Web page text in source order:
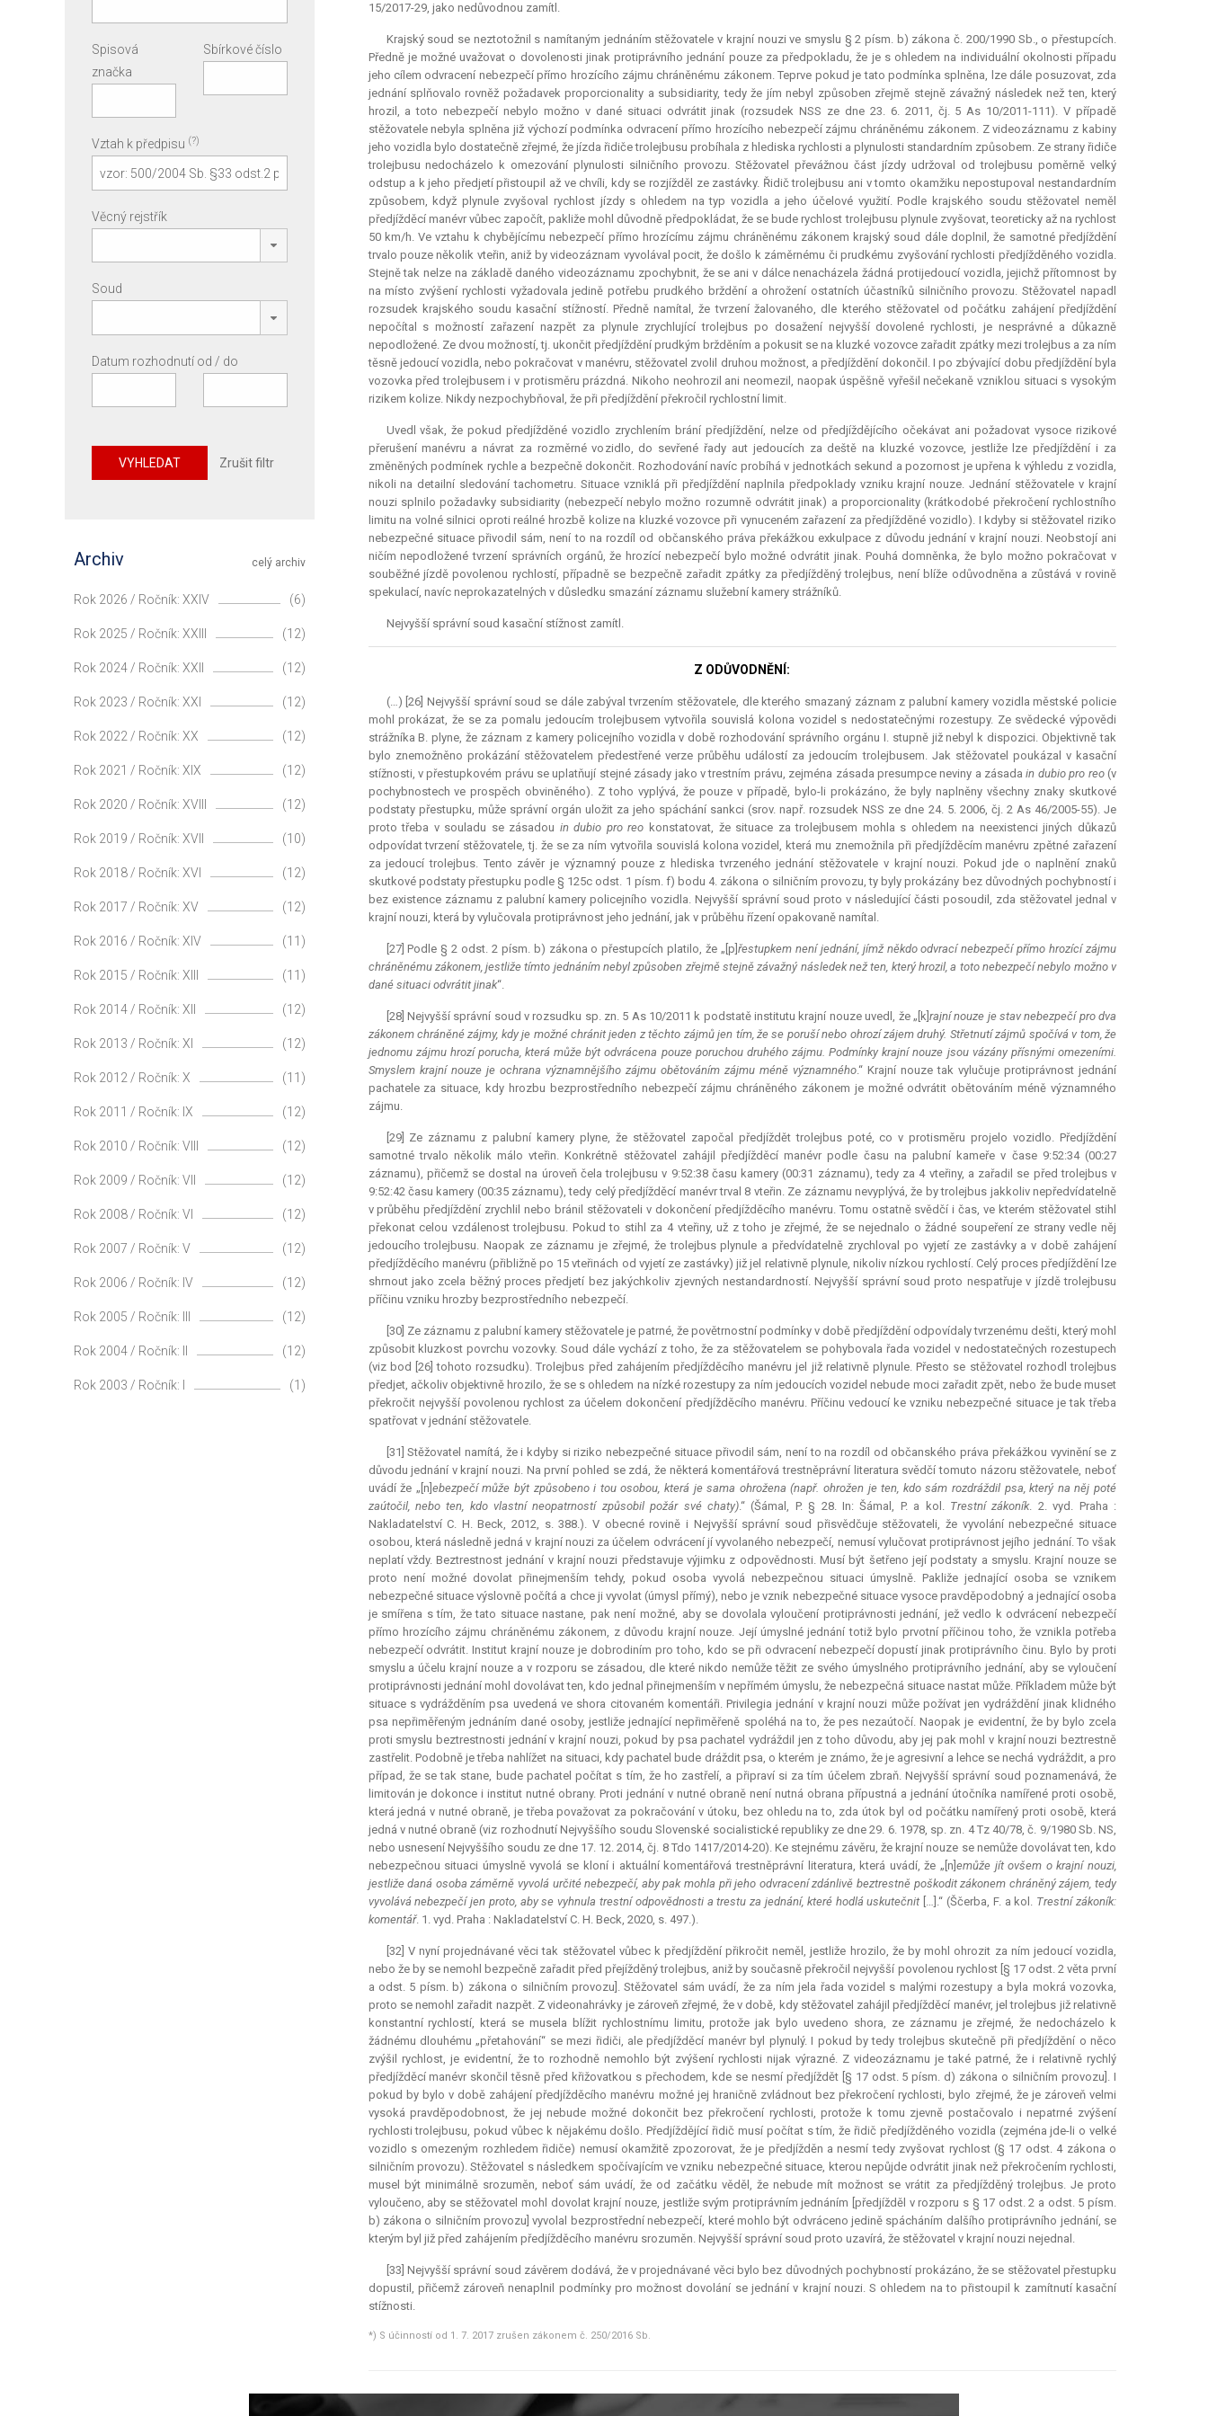
15/2017-29, jako nedůvodnou zamítl.
Krajský soud se neztotožnil s namítaným jednáním stěžovatele v krajní nouzi ve smyslu § 2 písm. b) zákona č. 200/1990 Sb., o přestupcích.
Předně je možné uvažovat o dovolenosti jinak protiprávního jednání pouze za předpokladu, že je s ohledem na individuální okolnosti případu
jeho cílem odvracení nebezpečí přímo hrozícího zájmu chráněnému zákonem. Teprve pokud je tato podmínka splněna, lze dále posuzovat, zda
jednání splňovalo rovněž požadavek proporcionality a subsidiarity, tedy že jím nebyl způsoben zřejmě stejně závažný následek než ten, který
hrozil, a toto nebezpečí nebylo možno v dané situaci odvrátit jinak (rozsudek NSS ze dne 23. 6. 2011, čj. 5 As 10/2011-111). V případě
stěžovatele nebyla splněna již výchozí podmínka odvracení přímo hrozícího nebezpečí zájmu chráněnému zákonem. Z videozáznamu z kabiny
jeho vozidla bylo dostatečně zřejmé, že jízda řidiče trolejbusu probíhala z hlediska rychlosti a plynulosti standardním způsobem. Ze strany řidiče
trolejbusu nedocházelo k omezování plynulosti silničního provozu. Stěžovatel převážnou část jízdy udržoval od trolejbusu poměrně velký
odstup a k jeho předjetí přistoupil až ve chvíli, kdy se rozjížděl ze zastávky. Řidič trolejbusu ani v tomto okamžiku nepostupoval nestandardním
způsobem, když plynule zvyšoval rychlost jízdy s ohledem na typ vozidla a jeho účelové využití. Podle krajského soudu stěžovatel neměl
předjížděcí manévr vůbec započít, pakliže mohl důvodně předpokládat, že se bude rychlost trolejbusu plynule zvyšovat, teoreticky až na rychlost
50 km/h. Ve vztahu k chybějícímu nebezpečí přímo hrozícímu zájmu chráněnému zákonem krajský soud dále doplnil, že samotné předjíždění
trvalo pouze několik vteřin, aniž by videozáznam vyvolával pocit, že došlo k záměrnému či prudkému zvyšování rychlosti předjížděného vozidla.
Stejně tak nelze na základě daného videozáznamu zpochybnit, že se ani v dálce nenacházela žádná protijedoucí vozidla, jejichž přítomnost by
na místo zvýšení rychlosti vyžadovala jedině potřebu prudkého brždění a ohrožení ostatních účastníků silničního provozu. Stěžovatel napadl
rozsudek krajského soudu kasační stížností. Předně namítal, že tvrzení žalovaného, dle kterého stěžovatel od počátku zahájení předjíždění
nepočítal s možností zařazení nazpět za plynule zrychlující trolejbus po dosažení nejvyšší dovolené rychlosti, je nesprávné a důkazně
nepodložené. Ze dvou možností, tj. ukončit předjíždění prudkým bržděním a pokusit se na kluzké vozovce zařadit zpátky mezi trolejbus a za ním
těsně jedoucí vozidla, nebo pokračovat v manévru, stěžovatel zvolil druhou možnost, a předjíždění dokončil. I po zbývající dobu předjíždění byla
vozovka před trolejbusem i v protisměru prázdná. Nikoho neohrozil ani neomezil, naopak úspěšně vyřešil nečekaně vzniklou situaci s vysokým
rizikem kolize. Nikdy nezpochybňoval, že při předjíždění překročil rychlostní limit.
Uvedl však, že pokud předjížděné vozidlo zrychlením brání předjíždění, nelze od předjíždějícího očekávat ani požadovat vysoce rizikové
přerušení manévru a návrat za rozměrné vozidlo, do sevřené řady aut jedoucích za deště na kluzké vozovce, jestliže lze předjíždění i za
změněných podmínek rychle a bezpečně dokončit. Rozhodování navíc probíhá v jednotkách sekund a pozornost je upřena k výhledu z vozidla,
nikoli na detailní sledování tachometru. Situace vzniklá při předjíždění naplnila předpoklady vzniku krajní nouze. Jednání stěžovatele v krajní
nouzi splnilo požadavky subsidiarity (nebezpečí nebylo možno rozumně odvrátit jinak) a proporcionality (krátkodobé překročení rychlostního
limitu na volné silnici oproti reálné hrozbě kolizena kluzké vozovce při vynuceném zařazení za předjížděné vozidlo). I kdyby si stěžovatel riziko
nebezpečné situace přivodil sám, není to na rozdíl od občanského práva překážkou exkulpace z důvodu jednání v krajní nouzi. Neobstojí ani
ničím nepodložené tvrzení správních orgánů, že hrozící nebezpečí bylo možné odvrátit jinak. Pouhá domněnka, že bylo možno pokračovat v
souběžné jízdě povolenou rychlostí, případně se bezpečně zařadit zpátky za předjížděný trolejbus, není blíže odůvodněna a zůstává v rovině
spekulací, navíc neprokazatelných v důsledku smazání záznamu služební kamery strážníků.
Nejvyšší správní soud kasační stížnost zamítl.
Z ODŮVODNĚNÍ:
(…) [26] Nejvyšší správní soud se dále zabýval tvrzením stěžovatele, dle kterého smazaný záznam z palubní kamery vozidla městské policie
mohl prokázat, že se za pomalu jedoucím trolejbusem vytvořila souvislá kolona vozidel s nedostatečnými rozestupy. Ze svědecké výpovědi
strážníka B. plyne, že záznam z kamery policejního vozidla v době rozhodování správního orgánu I. stupně již nebyl k dispozici. Objektivně tak
bylo znemožněno prokázání stěžovatelem předestřené verze průběhu událostí za jedoucím trolejbusem. Jak stěžovatel poukázal v kasační
stížnosti, v přestupkovém právu se uplatňují stejné zásady jako v trestním právu, zejména zásada presumpceneviny a zásadain dubio pro reo(v
pochybnostech ve prospěch obviněného). Z toho vyplývá, že pouze v případě, bylo-li prokázáno, že byly naplněny všechny znaky skutkové
podstaty přestupku, může správní orgán uložit za jeho spáchání sankci (srov. např. rozsudek NSS ze dne 24. 5. 2006, čj. 2 As 46/2005-55). Je
proto třeba v souladu se zásadou in dubio pro reo konstatovat, že situace za trolejbusem mohla s ohledem na neexistenci jiných důkazů
odpovídat tvrzení stěžovatele, tj. že se za ním vytvořila souvislá kolona vozidel, která mu znemožnila při předjížděcím manévru zpětné zařazení
za jedoucí trolejbus. Tento závěr je významný pouze z hlediska tvrzeného jednání stěžovatele v krajní nouzi. Pokud jde o naplnění znaků
skutkové podstaty přestupku podle § 125c odst. 1 písm. f) bodu 4. zákona o silničním provozu, ty byly prokázány bez důvodných pochybností i
bez existence záznamu z palubní kamery policejního vozidla. Nejvyšší správní soud proto v následující části posoudil, zda stěžovatel jednal v
krajní nouzi, která by vylučovala protiprávnost jeho jednání, jak v průběhu řízení opakovaně namítal.
[27] Podle § 2 odst. 2 písm. b) zákona o přestupcích platilo, že „[p]řestupkem není jednání, jímž někdo odvrací nebezpečí přímo hrozící zájmu
chráněnému zákonem, jestliže tímto jednáním nebyl způsoben zřejmě stejně závažný následek než ten, který hrozil, a toto nebezpečí nebylo možno v
dané situaci odvrátit jinak“.
[28] Nejvyšší správní soud v rozsudku sp. zn. 5 As 10/2011 k podstatě institutu krajní nouze uvedl, že „[k] rajní nouze je stav nebezpečí pro dva
zákonem chráněné zájmy, kdy je možné chránit jeden z těchto zájmů jen tím, že se poruší nebo ohrozí zájem druhý. Střetnutí zájmů spočívá v tom, že
jednomu zájmu hrozí porucha, která může být odvrácena pouze poruchou druhého zájmu. Podmínky krajní nouze jsou vázány přísnými omezeními.
Smyslem krajní nouze je ochrana významnějšího zájmu obětováním zájmu méně významného.“ Krajní nouze tak vylučuje protiprávnost jednání
pachatele za situace, kdy hrozbu bezprostředního nebezpečí zájmu chráněného zákonem je možné odvrátit obětováním méně významného
zájmu.
[29] Ze záznamu z palubní kamery plyne, že stěžovatel započal předjíždět trolejbus poté, co v protisměru projelo vozidlo. Předjíždění
samotné trvalo několik málo vteřin. Konkrétně stěžovatel zahájil předjížděcí manévr podle času na palubní kameře v čase 9:52:34 (00:27
záznamu), přičemž se dostal na úroveň čela trolejbusu v 9:52:38 času kamery (00:31 záznamu), tedy za 4 vteřiny, a zařadil se před trolejbus v
9:52:42 času kamery (00:35 záznamu), tedy celý předjížděcí manévr trval 8 vteřin. Ze záznamu nevyplývá, že by trolejbus jakkoliv nepředvídatelně
v průběhu předjíždění zrychlil nebo bránil stěžovateli v dokončení předjížděcího manévru. Tomu ostatně svědčí i čas, ve kterém stěžovatel stihl
překonat celou vzdálenost trolejbusu. Pokud to stihl za 4 vteřiny, už z toho je zřejmé, že se nejednalo o žádné soupeření ze strany vedle něj
jedoucího trolejbusu. Naopak ze záznamu je zřejmé, že trolejbus plynule a předvídatelně zrychloval po vyjetí ze zastávky a v době zahájení
předjížděcího manévru (přibližně po 15 vteřinách od vyjetí ze zastávky) již jel relativně plynule, nikoliv nízkou rychlostí. Celý proces předjíždění lze
shrnout jako zcela běžný proces předjetí bez jakýchkoliv zjevných nestandardností. Nejvyšší správní soud proto nespatřuje v jízdě trolejbusu
příčinu vzniku hrozby bezprostředního nebezpečí.
[30] Ze záznamu z palubní kamery stěžovatele je patrné, že povětrnostní podmínky v době předjíždění odpovídaly tvrzenému dešti, který mohl
způsobit kluzkost povrchu vozovky. Soud dále vychází z toho, že za stěžovatelem se pohybovala řada vozidel v nedostatečných rozestupech
(viz bod [26] tohoto rozsudku). Trolejbus před zahájením předjížděcího manévru jel již relativně plynule. Přesto se stěžovatel rozhodl trolejbus
předjet, ačkoliv objektivně hrozilo, že se s ohledem na nízké rozestupy za ním jedoucích vozidel nebude moci zařadit zpět, nebo že bude muset
překročit nejvyšší povolenou rychlost za účelem dokončení předjížděcího manévru. Příčinu vedoucí ke vzniku nebezpečné situace je tak třeba
spatřovat v jednání stěžovatele.
[31] Stěžovatel namítá, že i kdyby si riziko nebezpečné situace přivodil sám, není to na rozdíl od občanského práva překážkou vyvinění se z
důvodu jednání v krajní nouzi. Na první pohled se zdá, že některá komentářová trestněprávní literatura svědčí tomuto názoru stěžovatele, neboť
uvádí že „[n] ebezpečí může být způsobeno i tou osobou, která je sama ohrožena (např. ohrožen je ten, kdo sám rozdráždil psa, který na něj poté
zaútočil, nebo ten, kdo vlastní neopatrností způsobil požár své chaty).“ (Šámal, P. § 28. In: Šámal, P. a kol. Trestní zákoník. 2. vyd. Praha :
Nakladatelství C. H. Beck, 2012, s. 388.). V obecné rovině i Nejvyšší správní soud přisvědčuje stěžovateli, že vyvolání nebezpečné situace
osobou, která následně jedná v krajní nouzi za účelem odvrácení jí vyvolaného nebezpečí, nemusí vylučovat protiprávnost jejího jednání. To však
neplatí vždy. Beztrestnost jednání v krajní nouzi představuje výjimku z odpovědnosti. Musí být šetřeno její podstaty a smyslu. Krajní nouze se
proto není možné dovolat přinejmenším tehdy, pokud osoba vyvolá nebezpečnou situaci úmyslně. Pakliže jednající osoba se vznikem
nebezpečné situace výslovně počítá a chce ji vyvolat (úmysl přímý), nebo je vznik nebezpečné situace vysoce pravděpodobný a jednající osoba
je smířena s tím, že tato situace nastane, pak není možné, aby se dovolala vyloučení protiprávnosti jednání, jež vedlo k odvrácení nebezpečí
přímo hrozícího zájmu chráněnému zákonem, z důvodu krajní nouze. Její úmyslné jednání totiž bylo prvotní příčinou toho, že vznikla potřeba
nebezpečí odvrátit. Institut krajní nouze je dobrodiním pro toho, kdo se při odvracení nebezpečí dopustí jinak protiprávního činu. Bylo by proti
smyslu a účelu krajní nouze a v rozporu se zásadou, dle které nikdo nemůže těžit ze svého úmyslného protiprávního jednání, aby se vyloučení
protiprávnosti jednání mohl dovolávat ten, kdo jednal přinejmenším v nepřímém úmyslu, že nebezpečná situace nastat může. Příkladem může být
situace s vydrážděním psa uvedená ve shora citovaném komentáři. Privilegia jednání v krajní nouzi může požívat jen vydráždění jinak klidného
psa nepřiměřeným jednáním dané osoby, jestliže jednající nepřiměřeně spoléhá na to, že pes nezaútočí. Naopak je evidentní, že by bylo zcela
proti smyslu beztrestnosti jednání v krajní nouzi, pokud by psa pachatel vydráždil jen z toho důvodu, aby jej pak mohl v krajní nouzi beztrestně
zastřelit. Podobně je třeba nahlížet na situaci, kdy pachatel bude dráždit psa, o kterém je známo, že je agresivní a lehce se nechá vydráždit, a pro
případ, že se tak stane, bude pachatel počítat s tím, že ho zastřelí, a připraví si za tím účelem zbraň. Nejvyšší správní soud poznamenává, že
limitován je dokonce i institut nutné obrany. Proti jednání v nutné obraně není nutná obrana přípustná a jednání útočníka namířené proti osobě,
která jedná v nutné obraně, je třeba považovat za pokračování v útoku, bez ohledu na to, zda útok byl od počátku namířený proti osobě, která
jedná v nutné obraně (viz rozhodnutí Nejvyššího soudu Slovenské socialistické republiky ze dne 29. 6. 1978, sp. zn. 4 Tz 40/78, č. 9/1980 Sb. NS,
nebo usnesení Nejvyššího soudu ze dne 17. 12. 2014, čj. 8 Tdo 1417/2014-20). Ke stejnému závěru, že krajní nouze se nemůže dovolávat ten, kdo
nebezpečnou situaci úmyslně vyvolá se kloní i aktuální komentářová trestněprávní literatura, která uvádí, že „[n] emůže jít ovšem o krajní nouzi,
jestliže daná osoba záměrně vyvolá určité nebezpečí, aby pak mohla při jeho odvracení zdánlivě beztrestně poškodit zákonem chráněný zájem, tedy
vyvolává nebezpečí jen proto, aby se vyhnula trestní odpovědnosti a trestu za jednání, které hodlá uskutečnit […].“ (Ščerba, F. a kol. Trestní zákoník:
komentář. 1. vyd. Praha : Nakladatelství C. H. Beck, 2020, s. 497.).
[32] V nyní projednávané věci tak stěžovatel vůbec k předjíždění přikročit neměl, jestliže hrozilo, že by mohl ohrozit za ním jedoucí vozidla,
nebo že by se nemohl bezpečně zařadit před přejížděný trolejbus, aniž by současně překročil nejvyšší povolenou rychlost [§ 17 odst. 2 věta první
a odst. 5 písm. b) zákona o silničním provozu]. Stěžovatel sám uvádí, že za ním jela řada vozidel s malými rozestupy a byla mokrá vozovka,
proto se nemohl zařadit nazpět. Z videonahrávky je zároveň zřejmé, že v době, kdy stěžovatel zahájil předjížděcí manévr, jel trolejbus již relativně
konstantní rychlostí, která se musela blížit rychlostnímu limitu, protože jak bylo uvedeno shora, ze záznamu je zřejmé, že nedocházelo k
žádnému dlouhému „přetahování“ se mezi řidiči, ale předjížděcí manévr byl plynulý. I pokud by tedy trolejbus skutečně při předjíždění o něco
zvýšil rychlost, je evidentní, že to rozhodně nemohlo být zvýšení rychlosti nijak výrazné. Z videozáznamu je také patrné, že i relativně rychlý
předjížděcí manévr skončil těsně před křižovatkou s přechodem, kde se nesmí předjíždět [§ 17 odst. 5 písm. d) zákona o silničním provozu]. I
pokud by bylo v době zahájení předjížděcího manévru možné jej hraničně zvládnout bez překročení rychlosti, bylo zřejmé, že je zároveň velmi
vysoká pravděpodobnost, že jej nebude možné dokončit bez překročení rychlosti, protože k tomu zjevně postačovalo i nepatrné zvýšení
rychlosti trolejbusu, pokud vůbec k nějakému došlo. Předjíždějící řidič musí počítat s tím, že řidič předjížděného vozidla (zejména jde-li o velké
vozidlo s omezeným rozhledem řidiče) nemusí okamžitě zpozorovat, že je předjížděn a nesmí tedy zvyšovat rychlost (§ 17 odst. 4 zákona o
silničním provozu). Stěžovatel s následkem spočívajícím ve vzniku nebezpečné situace, kterou nepůjde odvrátit jinak než překročením rychlosti,
musel být minimálně srozuměn, neboť sám uvádí, že od začátku věděl, že nebude mít možnost se vrátit za předjížděný trolejbus. Je proto
vyloučeno, aby se stěžovatel mohl dovolat krajní nouze, jestliže svým protiprávním jednáním [předjížděl v rozporu s § 17 odst. 2 a odst. 5 písm.
b) zákona o silničním provozu] vyvolal bezprostřední nebezpečí, které mohlo být odvráceno jedině spácháním dalšího protiprávního jednání, se
kterým byl již před zahájením předjížděcího manévru srozuměn. Nejvyšší správní soud proto uzavírá, že stěžovatel v krajní nouzi nejednal.
[33] Nejvyšší správní soud závěrem dodává, že v projednávané věci bylo bez důvodných pochybností prokázáno, že se stěžovatel přestupku
dopustil, přičemž zároveň nenaplnil podmínky pro možnost dovolání se jednání v krajní nouzi. S ohledem na to přistoupil k zamítnutí kasační
stížnosti.
*) S účinností od 1. 7. 2017 zrušen zákonem č. 250/2016 Sb.
Spisová
značka
Sbírkové číslo
Vztah k předpisu (?)
Věcný rejstřík
Soud
Datum rozhodnutí od / do
VYHLEDAT Zrušit filtr
celý archiv
Archiv
Rok 2026 / Ročník: XXIV (6)
Rok 2025 / Ročník: XXIII (12)
Rok 2024 / Ročník: XXII (12)
Rok 2023 / Ročník: XXI (12)
Rok 2022 / Ročník: XX (12)
Rok 2021 / Ročník: XIX (12)
Rok 2020 / Ročník: XVIII (12)
Rok 2019 / Ročník: XVII (10)
Rok 2018 / Ročník: XVI (12)
Rok 2017 / Ročník: XV (12)
Rok 2016 / Ročník: XIV (11)
Rok 2015 / Ročník: XIII (11)
Rok 2014 / Ročník: XII (12)
Rok 2013 / Ročník: XI (12)
Rok 2012 / Ročník: X (11)
Rok 2011 / Ročník: IX (12)
Rok 2010 / Ročník: VIII (12)
Rok 2009 / Ročník: VII (12)
Rok 2008 / Ročník: VI (12)
Rok 2007 / Ročník: V (12)
Rok 2006 / Ročník: IV (12)
Rok 2005 / Ročník: III (12)
Rok 2004 / Ročník: II (12)
Rok 2003 / Ročník: I (1)